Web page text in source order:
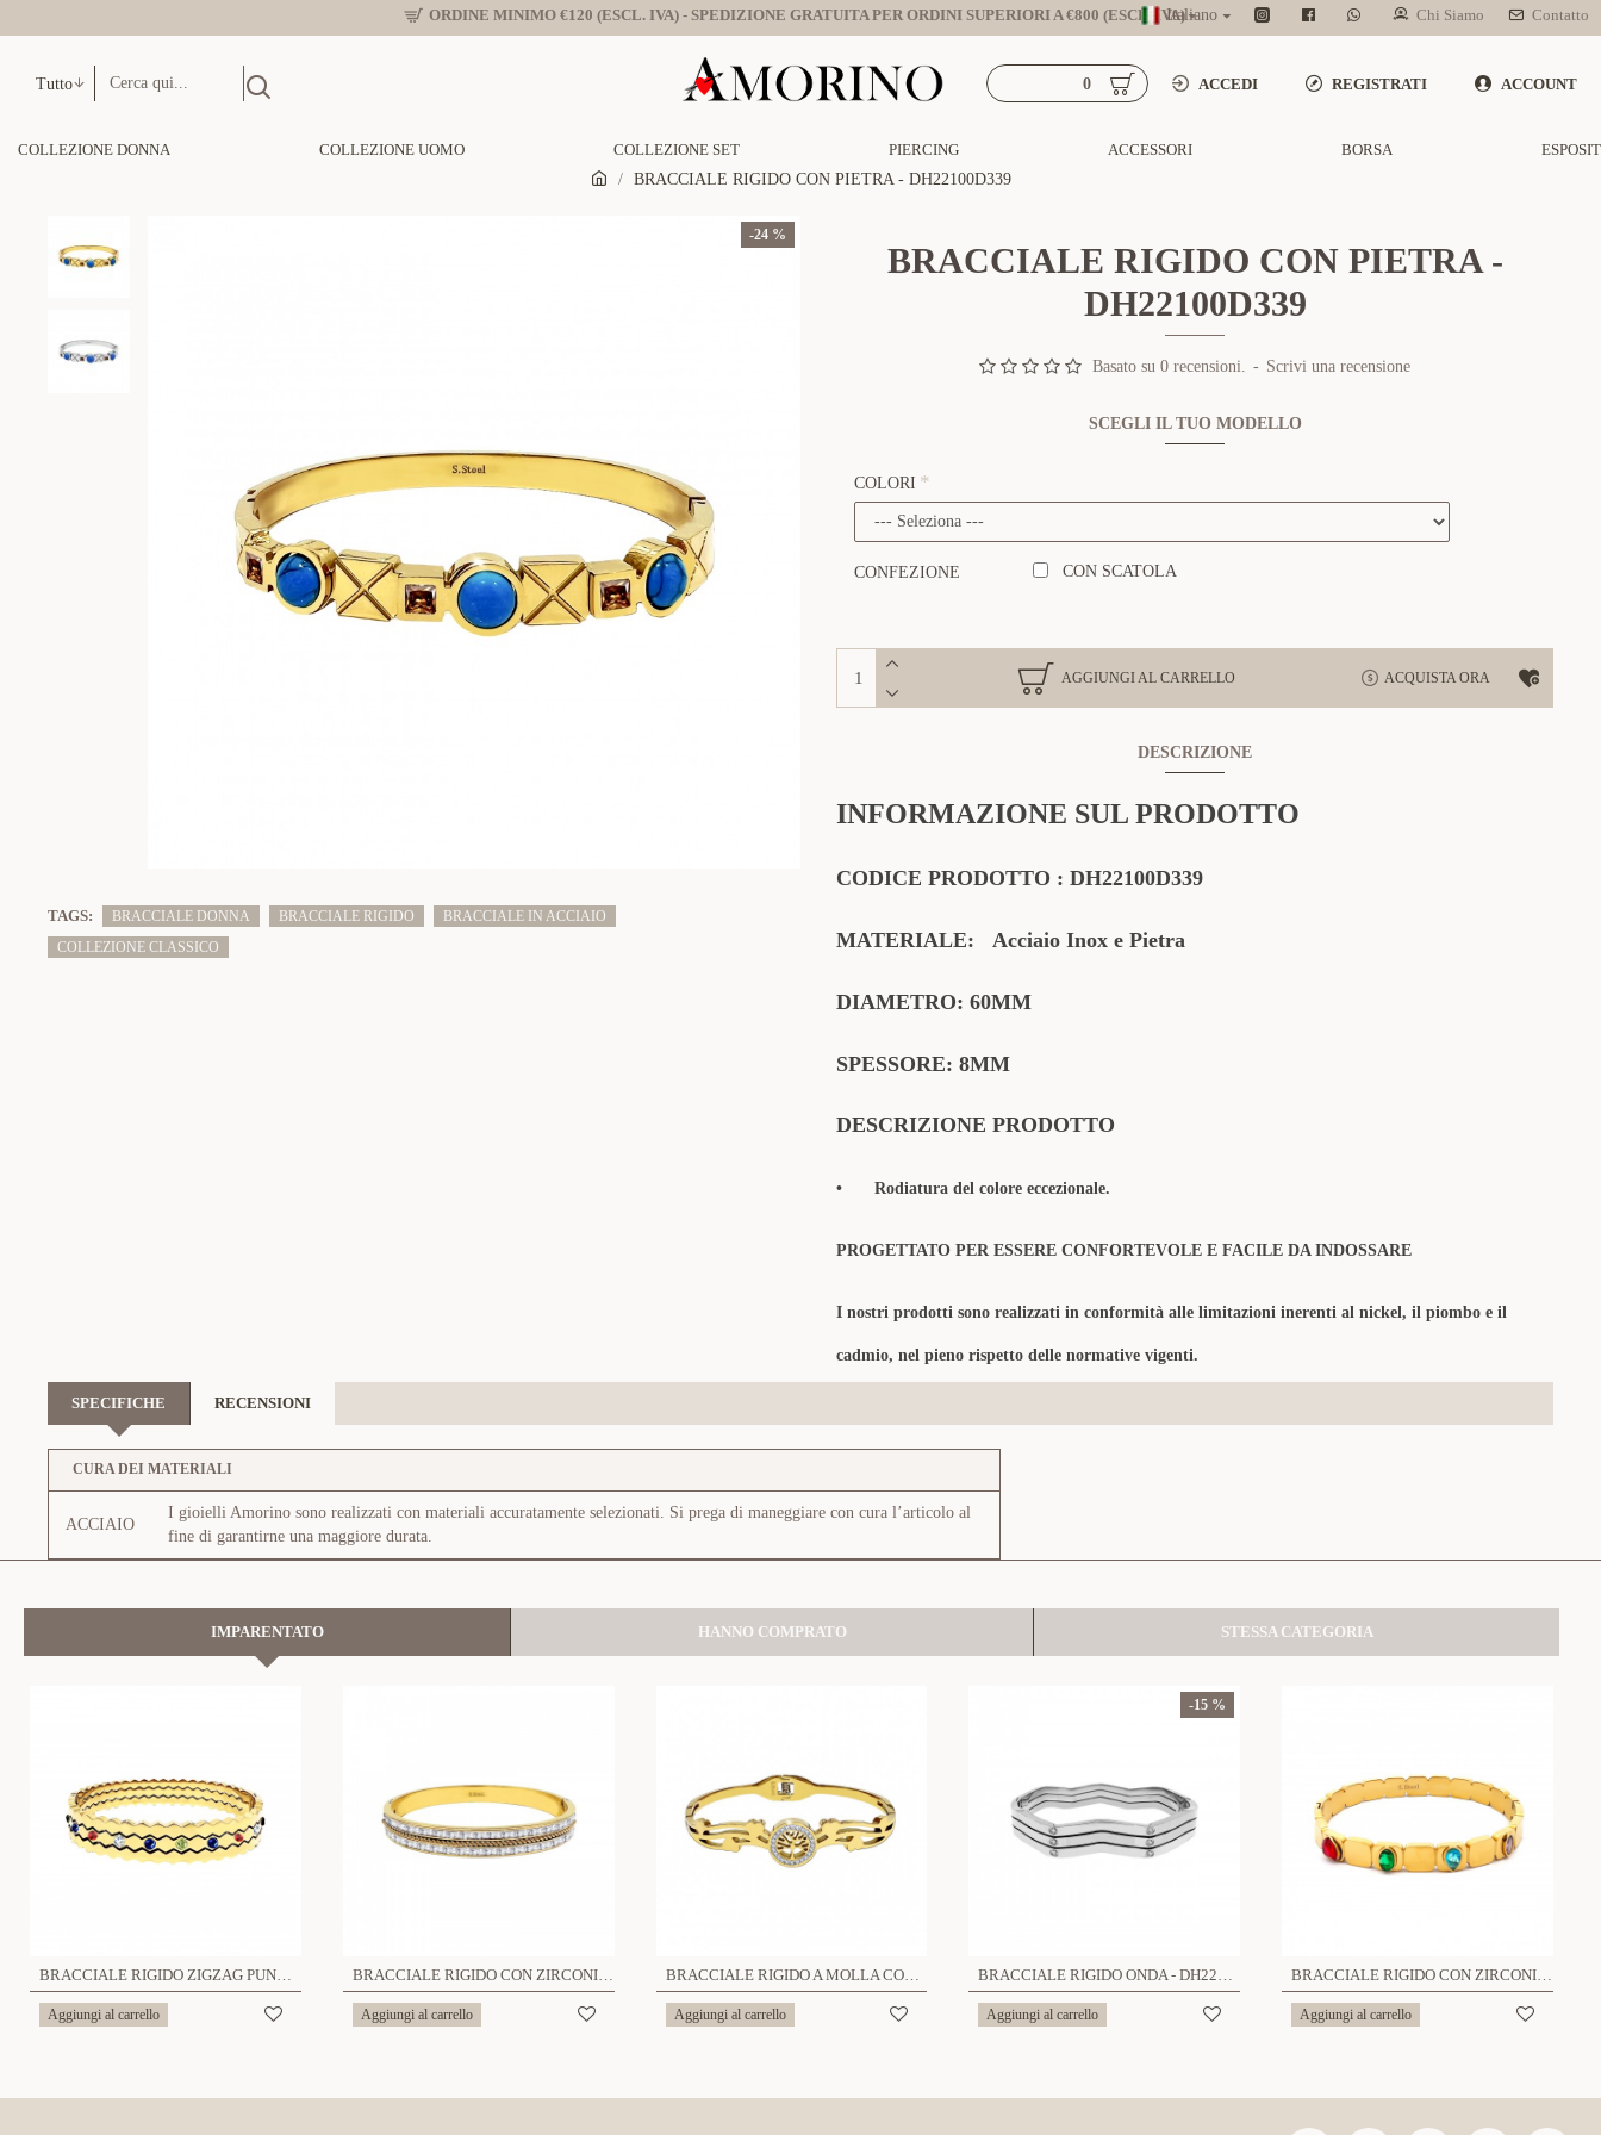
ORDINE MINIMO €120 (ESCL. IVA) - SPEDIZIONE GRATUITA PER ORDINI SUPERIORI A €800 (ESCL. IVA)Italiano Chi Siamo Contatto
Tutto ACCEDI REGISTRATI ACCOUNT
0
COLLEZIONE DONNA COLLEZIONE UOMO COLLEZIONE SET PIERCING ACCESSORI BORSA
BRACCIALE RIGIDO CON PIETRA - DH22100D339
-24 %
TAGS: BRACCIALE DONNA BRACCIALE RIGIDO
BRACCIALE IN ACCIAIO
COLLEZIONE CLASSICO
BRACCIALE RIGIDO CON PIETRA -
DH22100D339
Basato su 0 recensioni. - Scrivi una recensione
SCEGLI IL TUO MODELLO
COLORI
CONFEZIONE CON SCATOLA
AGGIUNGI AL CARRELLO ACQUISTA ORA
DESCRIZIONE
INFORMAZIONE SUL PRODOTTO
CODICE PRODOTTO : DH22100D339
MATERIALE: Acciaio Inox e Pietra
DIAMETRO: 60MM
SPESSORE: 8MM
DESCRIZIONE PRODOTTO
• Rodiatura del colore eccezionale.
PROGETTATO PER ESSERE CONFORTEVOLE E FACILE DA INDOSSARE
I nostri prodotti sono realizzati in conformità alle limitazioni inerenti al nickel, il piombo e il
cadmio, nel pieno rispetto delle normative vigenti.
SPECIFICHE RECENSIONI
CURA DEI MATERIALI
ACCIAIO
I gioielli Amorino sono realizzati con materiali accuratamente selezionati. Si prega di maneggiare con cura l’articolo al
fine di garantirne una maggiore durata.
IMPARENTATO HANNO COMPRATO STESSA CATEGORIA
BRACCIALE RIGIDO ZIGZAG PUNTILUCE MULTICOLOR - DH22100D334
Aggiungi al carrello
BRACCIALE RIGIDO CON ZIRCONIA - DH22100D355
Aggiungi al carrello
BRACCIALE RIGIDO A MOLLA CON ALBERO DELLA VITA - DH2296D321
Aggiungi al carrello
-15 %
BRACCIALE RIGIDO ONDA - DH2296D318
Aggiungi al carrello
BRACCIALE RIGIDO CON ZIRCONIA - DH2388E533
Aggiungi al carrello